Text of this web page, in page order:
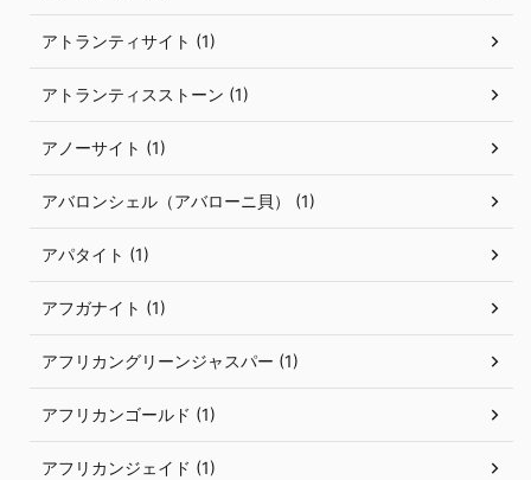
アトランティサイト (1)
アトランティスストーン (1)
アノーサイト (1)
アバロンシェル（アバローニ貝） (1)
アパタイト (1)
アフガナイト (1)
アフリカングリーンジャスパー (1)
アフリカンゴールド (1)
アフリカンジェイド (1)